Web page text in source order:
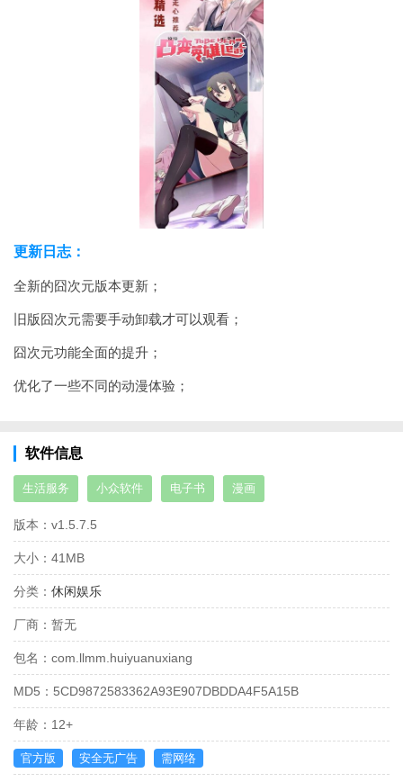
更新日志：
全新的囧次元版本更新；
旧版囧次元需要手动卸载才可以观看；
囧次元功能全面的提升；
优化了一些不同的动漫体验；
软件信息
生活服务 小众软件 电子书 漫画
版本： v1.5.7.5
大小： 41MB
分类： 休闲娱乐
厂商： 暂无
包名： com.llmm.huiyuanuxiang
MD5： 5CD9872583362A93E907DBDDA4F5A15B
年龄： 12+
官方版 安全无广告 需网络